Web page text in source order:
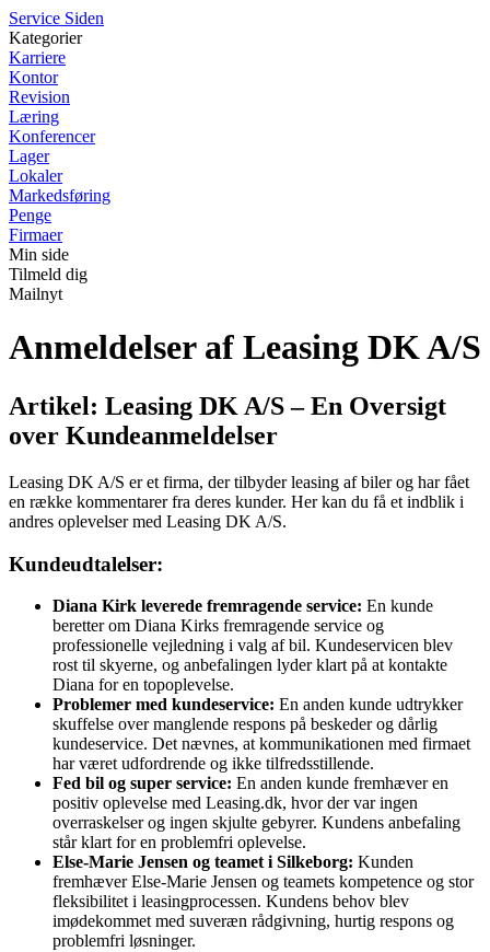
Service Siden
Kategorier
Karriere
Kontor
Revision
Læring
Konferencer
Lager
Lokaler
Markedsføring
Penge
Firmaer
Min side
Tilmeld dig
Mailnyt
Anmeldelser af Leasing DK A/S
Artikel: Leasing DK A/S – En Oversigt
over Kundeanmeldelser
Leasing DK A/S er et firma, der tilbyder leasing af biler og har fået
en række kommentarer fra deres kunder. Her kan du få et indblik i
andres oplevelser med Leasing DK A/S.
Kundeudtalelser:
Diana Kirk leverede fremragende service: En kunde
beretter om Diana Kirks fremragende service og
professionelle vejledning i valg af bil. Kundeservicen blev
rost til skyerne, og anbefalingen lyder klart på at kontakte
Diana for en topoplevelse.
Problemer med kundeservice: En anden kunde udtrykker
skuffelse over manglende respons på beskeder og dårlig
kundeservice. Det nævnes, at kommunikationen med firmaet
har været udfordrende og ikke tilfredsstillende.
Fed bil og super service: En anden kunde fremhæver en
positiv oplevelse med Leasing.dk, hvor der var ingen
overraskelser og ingen skjulte gebyrer. Kundens anbefaling
står klart for en problemfri oplevelse.
Else-Marie Jensen og teamet i Silkeborg: Kunden
fremhæver Else-Marie Jensen og teamets kompetence og stor
fleksibilitet i leasingprocessen. Kundens behov blev
imødekommet med suveræn rådgivning, hurtig respons og
problemfri løsninger.